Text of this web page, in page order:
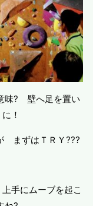
味? 壁へ足を置い
！
まずはＴＲＹ???
手にムーブを起こ